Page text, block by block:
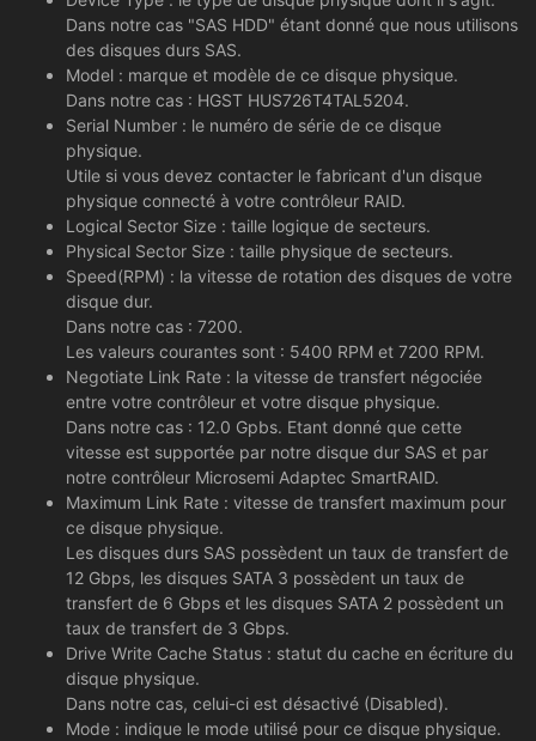
Dans notre cas "SAS HDD" étant donné que nous utilisons
des disques durs SAS.
Model : marque et modèle de ce disque physique.
Dans notre cas : HGST HUS726T4TAL5204.
Serial Number : le numéro de série de ce disque
physique.
Utile si vous devez contacter le fabricant d'un disque
physique connecté à votre contrôleur RAID.
Logical Sector Size : taille logique de secteurs.
Physical Sector Size : taille physique de secteurs.
Speed(RPM) : la vitesse de rotation des disques de votre
disque dur.
Dans notre cas : 7200.
Les valeurs courantes sont : 5400 RPM et 7200 RPM.
Negotiate Link Rate : la vitesse de transfert négociée
entre votre contrôleur et votre disque physique.
Dans notre cas : 12.0 Gpbs. Etant donné que cette
vitesse est supportée par notre disque dur SAS et par
notre contrôleur Microsemi Adaptec SmartRAID.
Maximum Link Rate : vitesse de transfert maximum pour
ce disque physique.
Les disques durs SAS possèdent un taux de transfert de
12 Gbps, les disques SATA 3 possèdent un taux de
transfert de 6 Gbps et les disques SATA 2 possèdent un
taux de transfert de 3 Gbps.
Drive Write Cache Status : statut du cache en écriture du
disque physique.
Dans notre cas, celui-ci est désactivé (Disabled).
Mode : indique le mode utilisé pour ce disque physique.